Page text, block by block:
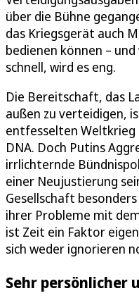
über die Bühne
das Kriegsgerät auch
bedienen können –
schnell, wird es eng.
Die Bereitschaft, das
außen zu verteidigen,
entfesselten Weltkrieg
DNA. Doch Putins
irrlichternde
einer Neujustierung
Gesellschaft
ihrer Probleme mit
ist Zeit ein Faktor
sich weder ignorieren
Sehr persönlicher